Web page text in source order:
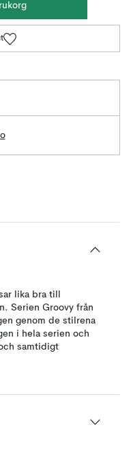
lika bra till
Serien Groovy från
genom de stilrena
i hela serien och
samtidigt